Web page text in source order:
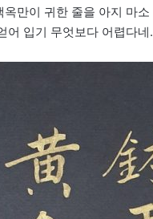
만이 귀한 줄을 아지 마소
어 입기 무엇보다 어렵다네.